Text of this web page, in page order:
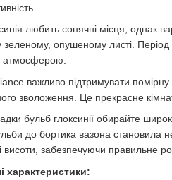
любить сонячні місця, однак
зеленому, опушеному листі.
атмосферою.
важливо підтримувати
зволоження. Це прекрасне
бульб глоксинії обирайте
до бортика вазона становила
висоти, забезпечуючи правильне
характеристики: